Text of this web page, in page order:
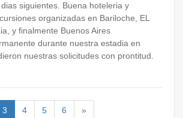
siguientes. Buena hoteleria y
organizadas en Bariloche, EL
y finalmente Buenos Aires
durante nuestra estadia en
nuestras solicitudes con prontitud.
3 4 5 6 »